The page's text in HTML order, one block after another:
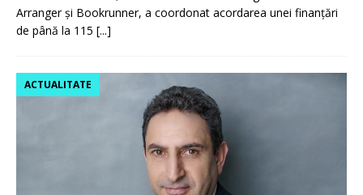
Arranger și Bookrunner, a coordonat acordarea unei finanțări
de până la 115 [...]
ACTUALITATE